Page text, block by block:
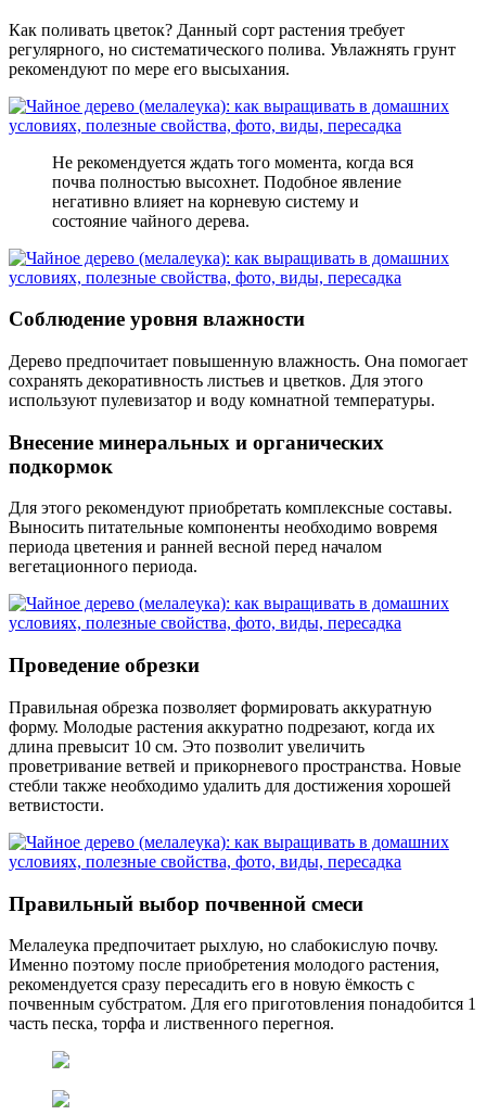
Как поливать цветок? Данный сорт растения требует
регулярного, но систематического полива. Увлажнять грунт
рекомендуют по мере его высыхания.
Не рекомендуется ждать того момента, когда вся
почва полностью высохнет. Подобное явление
негативно влияет на корневую систему и
состояние чайного дерева.
Соблюдение уровня влажности
Дерево предпочитает повышенную влажность. Она помогает
сохранять декоративность листьев и цветков. Для этого
используют пулевизатор и воду комнатной температуры.
Внесение минеральных и органических
подкормок
Для этого рекомендуют приобретать комплексные составы.
Выносить питательные компоненты необходимо вовремя
периода цветения и ранней весной перед началом
вегетационного периода.
Проведение обрезки
Правильная обрезка позволяет формировать аккуратную
форму. Молодые растения аккуратно подрезают, когда их
длина превысит 10 см. Это позволит увеличить
проветривание ветвей и прикорневого пространства. Новые
стебли также необходимо удалить для достижения хорошей
ветвистости.
Правильный выбор почвенной смеси
Мелалеука предпочитает рыхлую, но слабокислую почву.
Именно поэтому после приобретения молодого растения,
рекомендуется сразу пересадить его в новую ёмкость с
почвенным субстратом. Для его приготовления понадобится 1
часть песка, торфа и лиственного перегноя.